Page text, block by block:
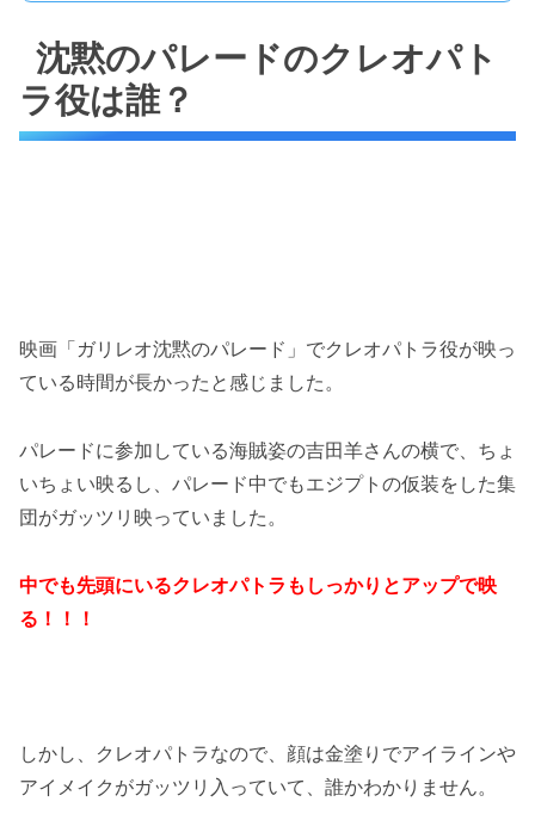
沈黙のパレードのクレオパト
ラ役は誰？
映画「ガリレオ沈黙のパレード」でクレオパトラ役が映っ
ている時間が長かったと感じました。
パレードに参加している海賊姿の吉田羊さんの横で、ちょ
いちょい映るし、パレード中でもエジプトの仮装をした集
団がガッツリ映っていました。
中でも先頭にいるクレオパトラもしっかりとアップで映
る！！！
しかし、クレオパトラなので、顔は金塗りでアイラインや
アイメイクがガッツリ入っていて、誰かわかりません。